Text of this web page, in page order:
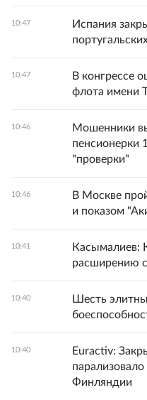
10:47
Испания
10:47
В конгрессе
флота имени
10:46
Мошенники
пенсионерки
"проверки"
10:46
В Москве
и показом
10:41
Касымалиев:
расширению
10:40
Шесть
10:40
Euractiv:
Финляндии